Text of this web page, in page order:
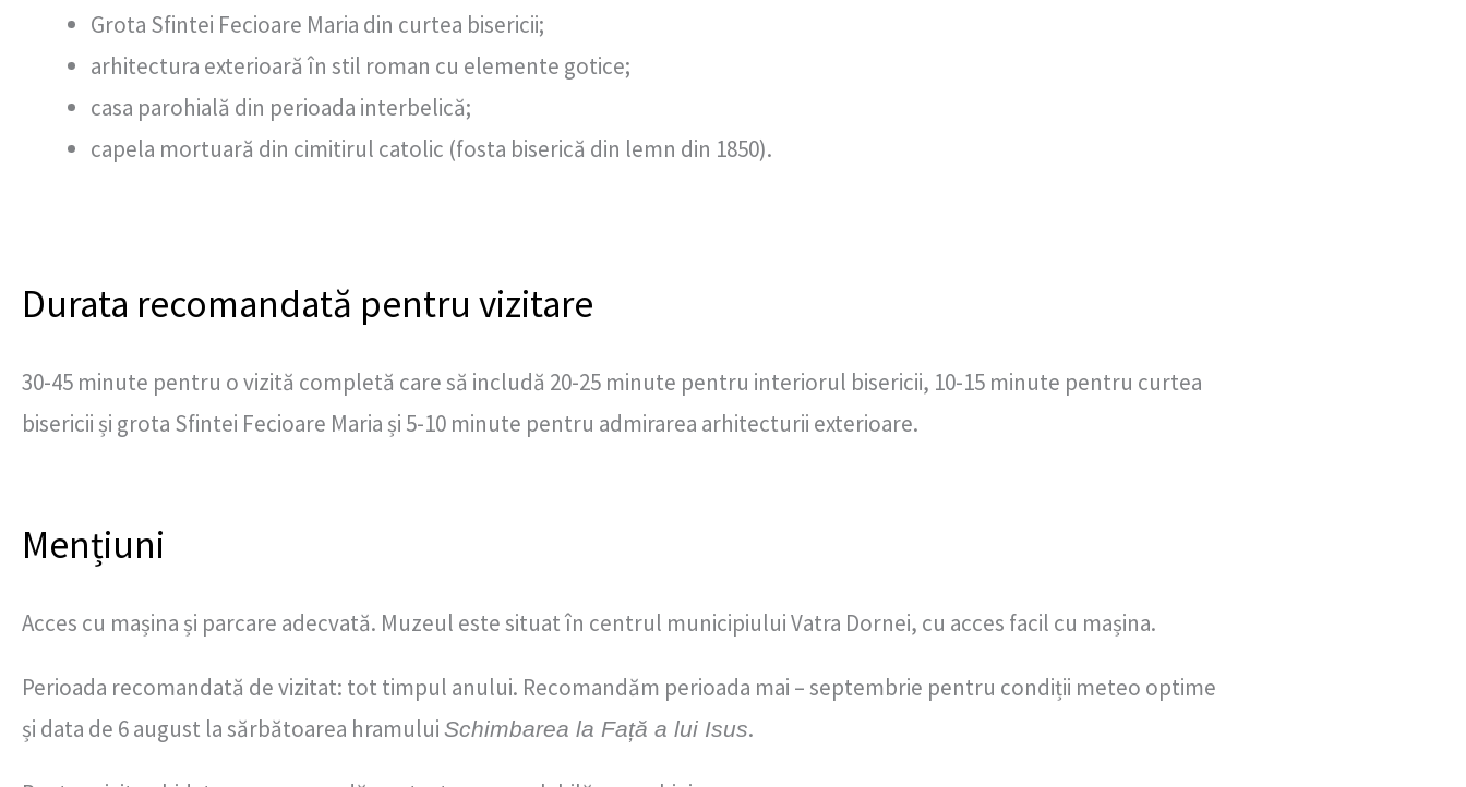
Grota Sfintei Fecioare Maria din curtea bisericii;
arhitectura exterioară în stil roman cu elemente gotice;
casa parohială din perioada interbelică;
capela mortuară din cimitirul catolic (fosta biserică din lemn din 1850).
Durata recomandată pentru vizitare
30-45 minute pentru o vizită completă care să includă 20-25 minute pentru interiorul bisericii, 10-15 minute pentru curtea
bisericii și grota Sfintei Fecioare Maria și 5-10 minute pentru admirarea arhitecturii exterioare.
Mențiuni
Acces cu mașina și parcare adecvată. Muzeul este situat în centrul municipiului Vatra Dornei, cu acces facil cu mașina.
Perioada recomandată de vizitat: tot timpul anului. Recomandăm perioada mai – septembrie pentru condiții meteo optime
și data de 6 august la sărbătoarea hramului Schimbarea la Față a lui Isus.